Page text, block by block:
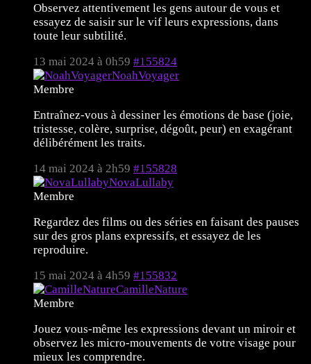
Observez attentivement les gens autour de vous et
essayez de saisir sur le vif leurs expressions, dans
toute leur subtilité.
13 mai 2024 à 0h59 #155824
NoahVoyager
Membre
Entraînez-vous à dessiner les émotions de base (joie,
tristesse, colère, surprise, dégoût, peur) en exagérant
délibérément les traits.
14 mai 2024 à 2h59 #155828
NovaLullaby
Membre
Regardez des films ou des séries en faisant des pauses
sur des gros plans expressifs, et essayez de les
reproduire.
15 mai 2024 à 4h59 #155832
CamilleNature
Membre
Jouez vous-même les expressions devant un miroir et
observez les micro-mouvements de votre visage pour
mieux les comprendre.